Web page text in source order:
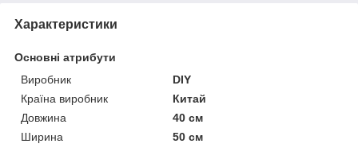
Характеристики
Основні атрибути
Виробник
DIY
Країна виробник
Китай
Довжина
40 см
Ширина
50 см